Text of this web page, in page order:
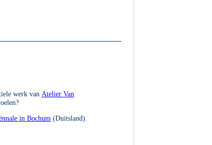
werk van Atelier Van
in Bochum (Duitsland).